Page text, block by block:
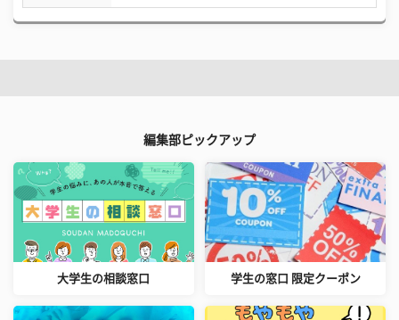
編集部ピックアップ
大学生の相談窓口 学生の窓口 限定クーポン